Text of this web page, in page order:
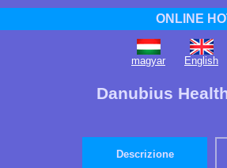
ONLINE
magyar English
Danubius
Descrizione